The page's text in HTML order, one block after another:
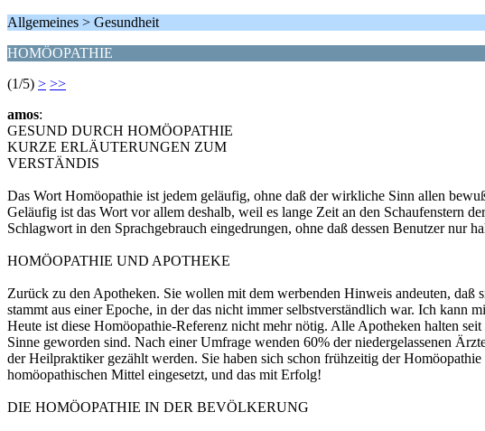
Allgemeines > Gesundheit
HOMÖOPATHIE
(1/5) > >>
amos:
GESUND DURCH HOMÖOPATHIE
KURZE ERLÄUTERUNGEN ZUM
VERSTÄNDIS
Das Wort Homöopathie ist jedem geläufig, ohne daß der wirkliche Sinn allen
Geläufig ist das Wort vor allem deshalb, weil es lange Zeit an den Schaufenstern
Schlagwort in den Sprachgebrauch eingedrungen, ohne daß dessen Benutzer nur
HOMÖOPATHIE UND APOTHEKE
Zurück zu den Apotheken. Sie wollen mit dem werbenden Hinweis andeuten,
stammt aus einer Epoche, in der das nicht immer selbstverständlich war. Ich kann
Heute ist diese Homöopathie-Referenz nicht mehr nötig. Alle Apotheken halten
Sinne geworden sind. Nach einer Umfrage wenden 60% der niedergelassenen
der Heilpraktiker gezählt werden. Sie haben sich schon frühzeitig der
homöopathischen Mittel eingesetzt, und das mit Erfolg!
DIE HOMÖOPATHIE IN DER BEVÖLKERUNG